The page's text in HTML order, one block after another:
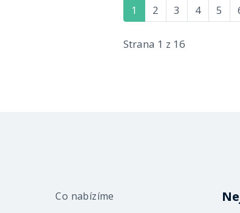
1 2 3 4 5
Strana 1 z 16
Co nabízíme